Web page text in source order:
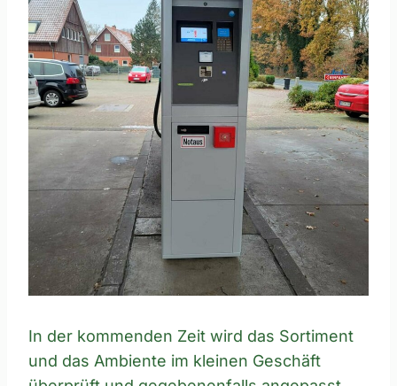
In der kommenden Zeit wird das Sortiment
und das Ambiente im kleinen Geschäft